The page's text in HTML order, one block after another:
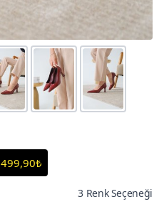
499,90₺
3 Renk Seçeneği